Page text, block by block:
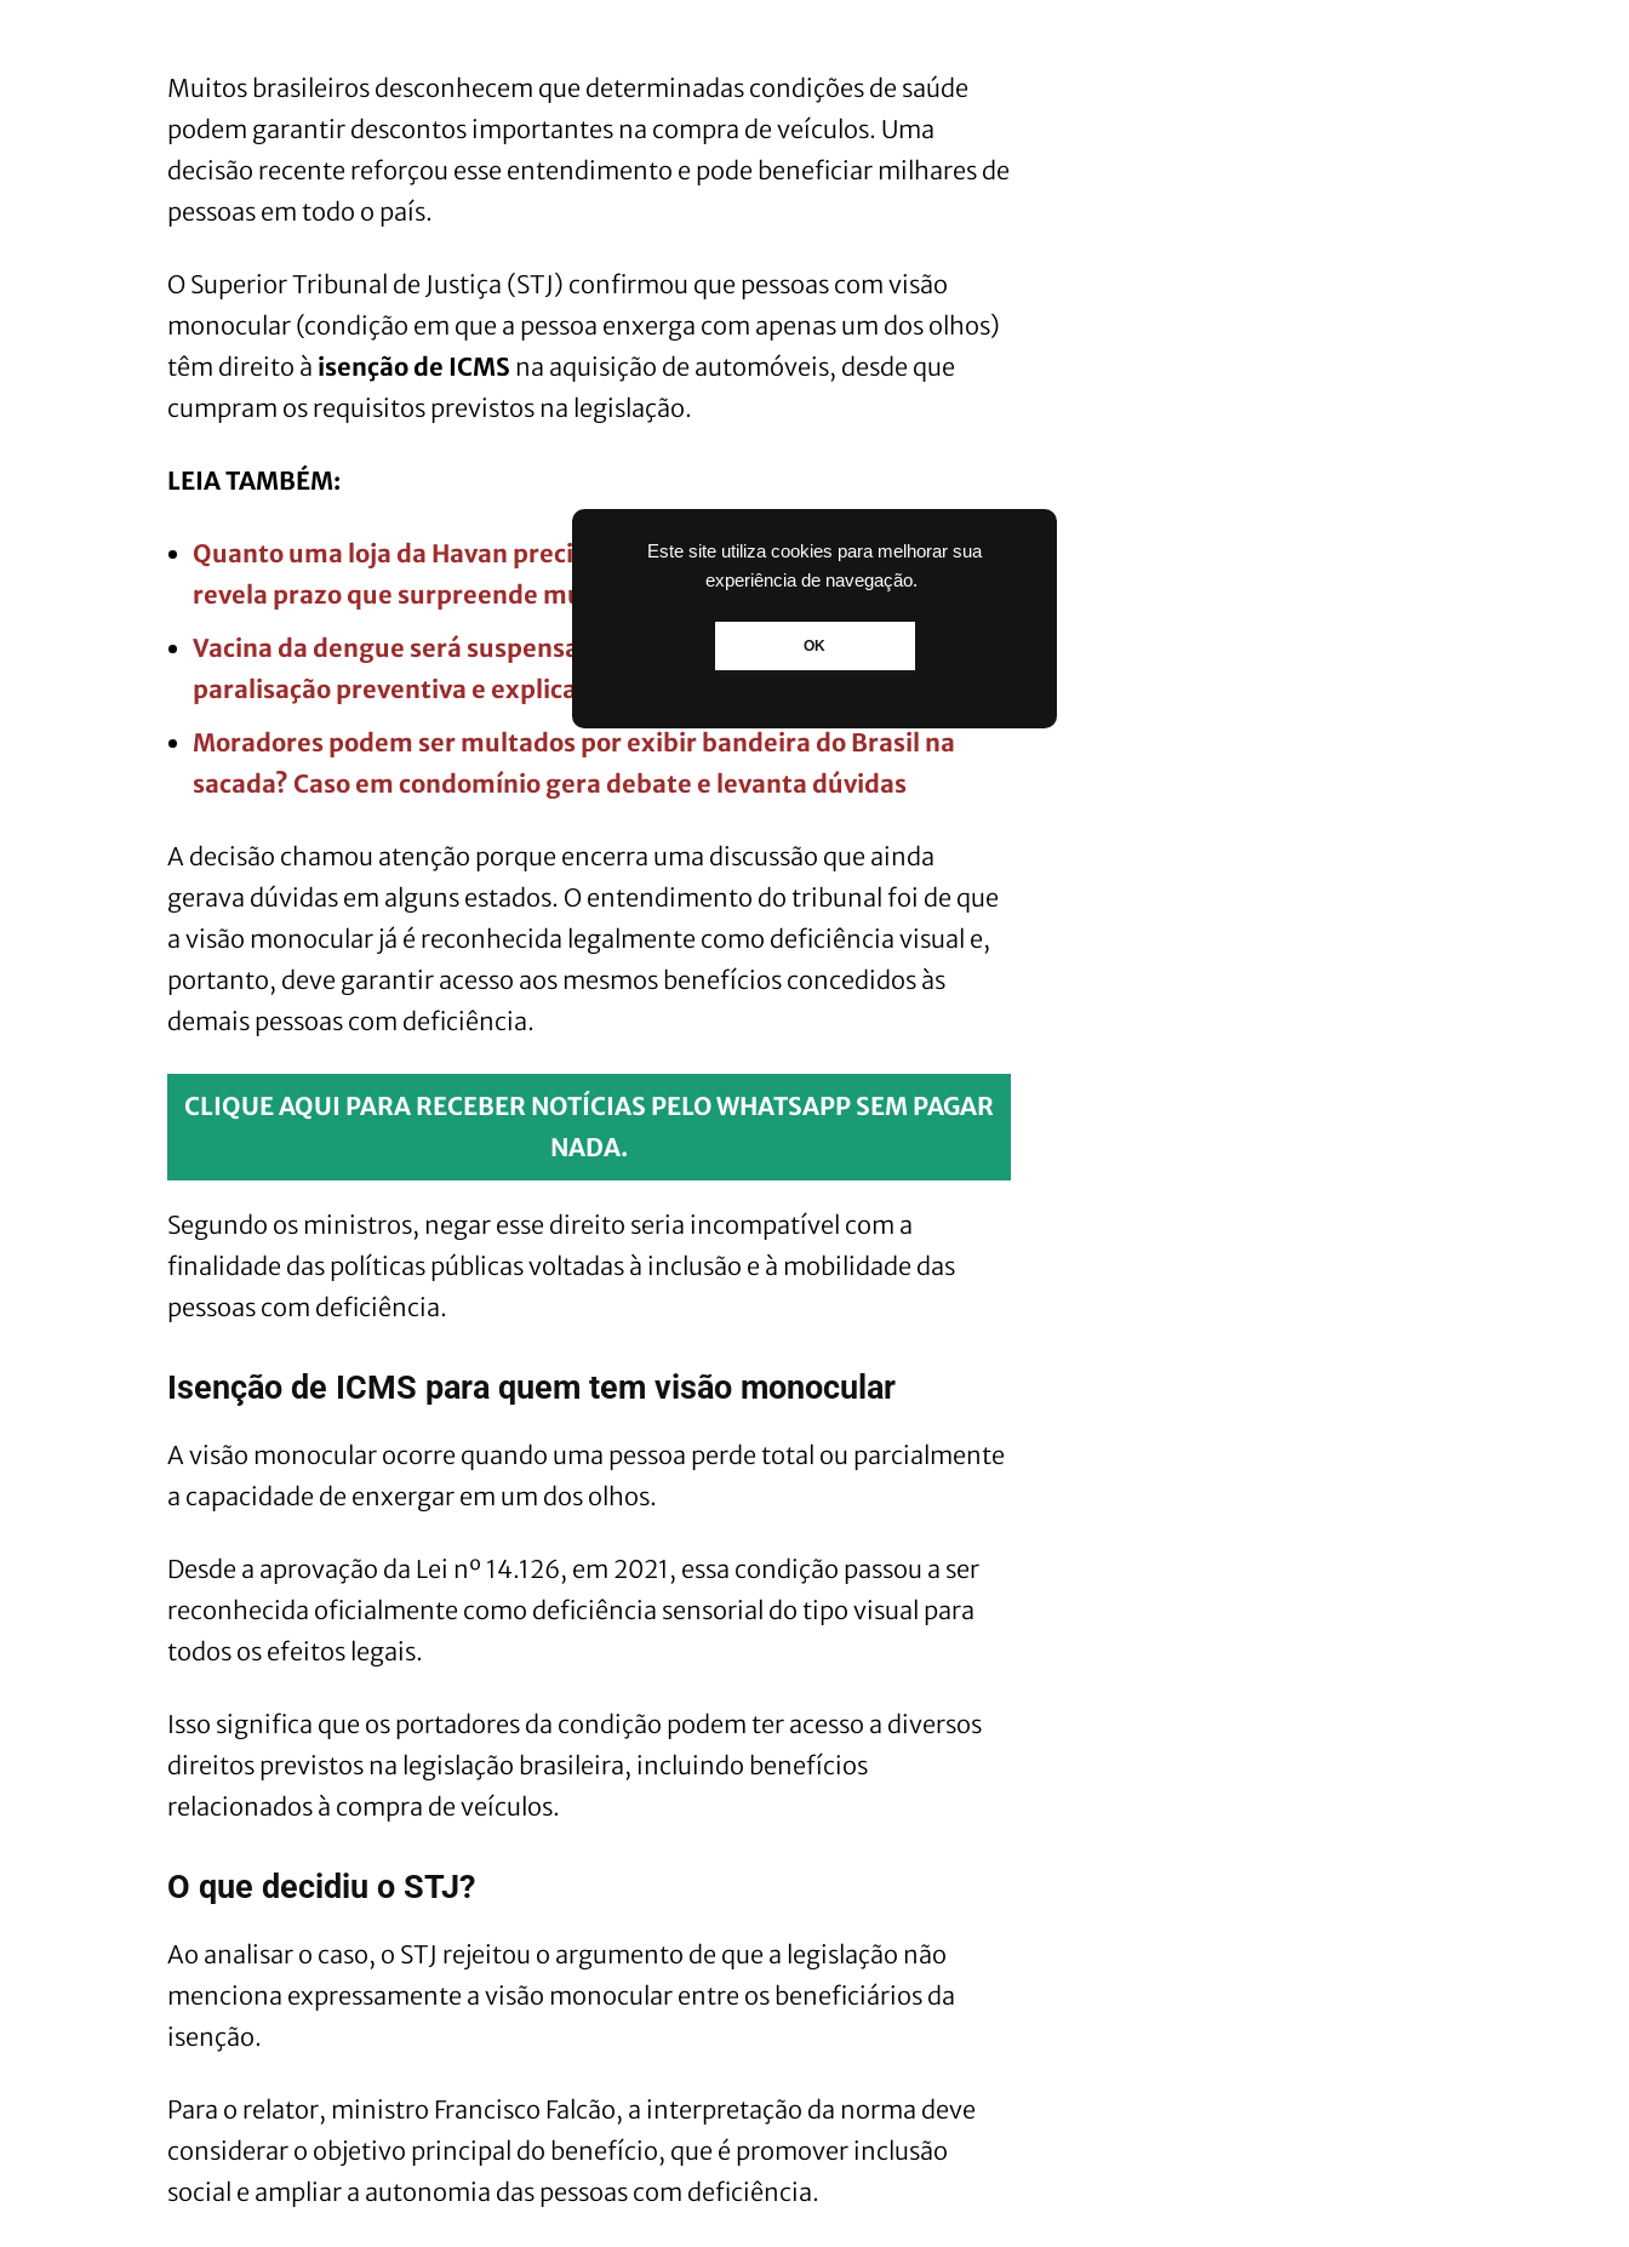
Este site utiliza cookies para melhorar sua
experiência de navegação.
OK
Muitos brasileiros desconhecem que determinadas condições de saúde
podem garantir descontos importantes na compra de veículos. Uma
decisão recente reforçou esse entendimento e pode beneficiar milhares de
pessoas em todo o país.
O Superior Tribunal de Justiça (STJ) confirmou que pessoas com visão
monocular (condição em que a pessoa enxerga com apenas um dos olhos)
têm direito à isenção de ICMS na aquisição de automóveis, desde que
cumpram os requisitos previstos na legislação.
LEIA TAMBÉM:
Quanto uma loja da Havan precisa faturar para se pagar? Estimativa
revela prazo que surpreende muitos brasileiros
Vacina da dengue será suspensa? Ministério da Saúde anuncia
paralisação preventiva e explica motivo da decisão
Moradores podem ser multados por exibir bandeira do Brasil na
sacada? Caso em condomínio gera debate e levanta dúvidas
A decisão chamou atenção porque encerra uma discussão que ainda
gerava dúvidas em alguns estados. O entendimento do tribunal foi de que
a visão monocular já é reconhecida legalmente como deficiência visual e,
portanto, deve garantir acesso aos mesmos benefícios concedidos às
demais pessoas com deficiência.
CLIQUE AQUI PARA RECEBER NOTÍCIAS PELO WHATSAPP SEM PAGAR
NADA.
Segundo os ministros, negar esse direito seria incompatível com a
finalidade das políticas públicas voltadas à inclusão e à mobilidade das
pessoas com deficiência.
Isenção de ICMS para quem tem visão monocular
A visão monocular ocorre quando uma pessoa perde total ou parcialmente
a capacidade de enxergar em um dos olhos.
Desde a aprovação da Lei nº 14.126, em 2021, essa condição passou a ser
reconhecida oficialmente como deficiência sensorial do tipo visual para
todos os efeitos legais.
Isso significa que os portadores da condição podem ter acesso a diversos
direitos previstos na legislação brasileira, incluindo benefícios
relacionados à compra de veículos.
O que decidiu o STJ?
Ao analisar o caso, o STJ rejeitou o argumento de que a legislação não
menciona expressamente a visão monocular entre os beneficiários da
isenção.
Para o relator, ministro Francisco Falcão, a interpretação da norma deve
considerar o objetivo principal do benefício, que é promover inclusão
social e ampliar a autonomia das pessoas com deficiência.